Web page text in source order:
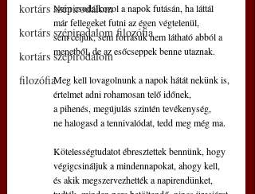
kortárs szépirodalom
kortárs szépirodalom filozófia
kortárs szépirodalom
filozófia
Nem csodálkozol a napok futásán, ha láttál
már fellegeket futni az égen végtelenül,
sem céljuk, sem forrásuk nem látható abból a
menetből, de az esőcseppek benne utaznak.
Meg kell lovagolnunk a napok hátát nekünk is,
értelmet adni rohamosan telő időnek,
a pihenés, megújulás szintén tevékenység,
ne halogasd a tennivalódat, tedd meg még ma.
Kötelességtudatot ébresztettek bennünk, hogy
végigcsináljuk a mindennapokat, ahogy kell,
és akik megszervezhették a napirendünket,